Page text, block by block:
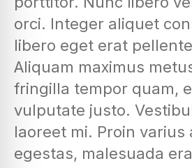
orci. Integer aliquet
libero eget erat
Aliquam maximus
fringilla tempor quam,
vulputate justo.
laoreet mi. Proin
egestas, malesuada